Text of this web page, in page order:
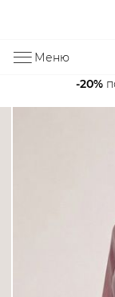
Меню
-20%